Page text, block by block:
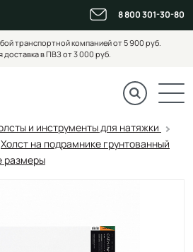
8 800 301-30-80
транспортной компанией от 5 900 руб.
доставка в ПВЗ от 3 000 руб.
и инструменты для натяжки
Холст на подрамнике грунтованный
размеры